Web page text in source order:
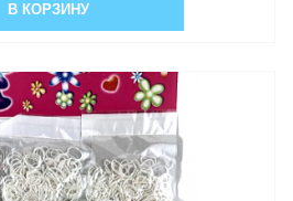
В КОРЗИНУ